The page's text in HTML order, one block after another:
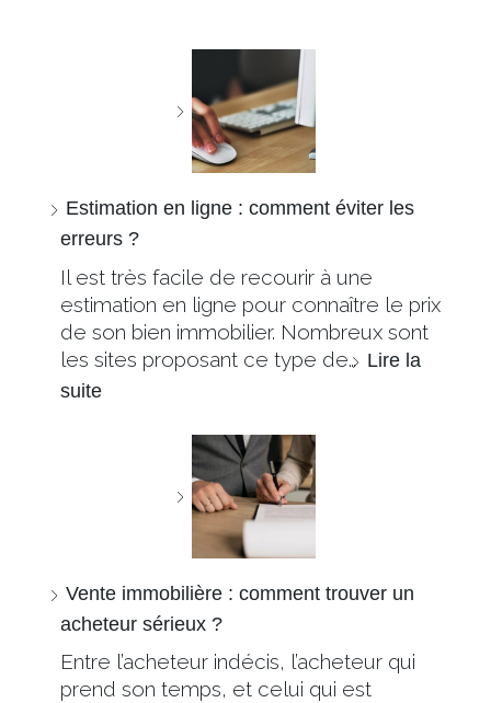
Estimation en ligne : comment éviter les
erreurs ?
Il est très facile de recourir à une
estimation en ligne pour connaître le prix
de son bien immobilier. Nombreux sont
les sites proposant ce type de… Lire la
suite
Vente immobilière : comment trouver un
acheteur sérieux ?
Entre l’acheteur indécis, l’acheteur qui
prend son temps, et celui qui est